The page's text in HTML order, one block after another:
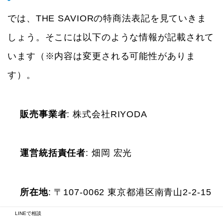
では、THE SAVIORの特商法表記を見ていきま
しょう。そこには以下のような情報が記載されて
います（※内容は変更される可能性がありま
す）。
販売事業者: 株式会社RIYODA
運営統括責任者: 畑岡 宏光
所在地: 〒107-0062 東京都港区南青山2-2-15
LINEで相談